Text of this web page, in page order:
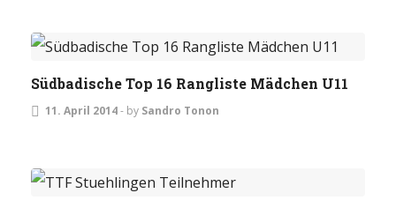
Südbadische Top 16 Rangliste Mädchen U11
11. April 2014- by Sandro Tonon